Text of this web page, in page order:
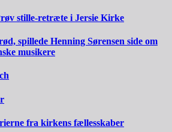
stille-retræte i Jersie Kirke
spillede Henning Sørensen side om
musikere
fra kirkens fællesskaber